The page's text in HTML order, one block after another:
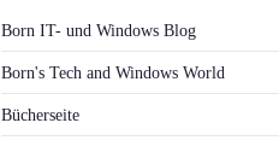
Born IT- und Windows Blog
Born's Tech and Windows World
Bücherseite